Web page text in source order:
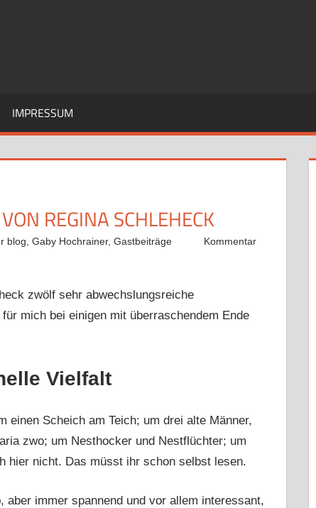
IMPRESSUM
REGINA SCHLEHECK
blog ,Gaby Hochrainer,Gastbeiträge
Kommentar
zwölf sehr abwechslungsreiche
mich bei einigen mit überraschendem Ende
Vielfalt
einen Scheich am Teich; um drei alte Männer,
zwo; um Nesthocker und Nestflüchter; um
hier nicht. Das müsst ihr schon selbst lesen.
immer spannend und vor allem interessant,